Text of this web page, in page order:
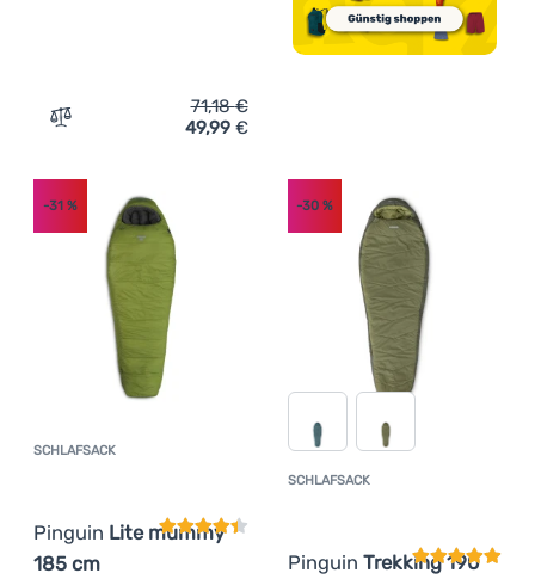
Zum Vergleich 'Schlafsack Pinguin Tramp 185 cm'
71,18€
49,99 €
SCHLAFSACK
Pinguin Lite mummy
185 cm
Kundenbewertung
-31 %
SCHLAFSACK
Pinguin Trekking 190
-30%